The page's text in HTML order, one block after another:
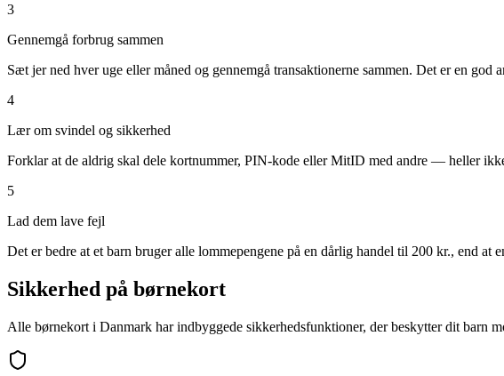
3
Gennemgå forbrug sammen
Sæt jer ned hver uge eller måned og gennemgå transaktionerne sammen. Det er en
4
Lær om svindel og sikkerhed
Forklar at de aldrig skal dele kortnummer, PIN-kode eller MitID med andre — heller
5
Lad dem lave fejl
Det er bedre at et barn bruger alle lommepengene på en dårlig handel til 200 kr., end
Sikkerhed på børnekort
Alle børnekort i Danmark har indbyggede sikkerhedsfunktioner, der beskytter dit barn